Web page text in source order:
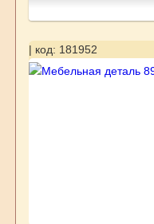
| код: 181952